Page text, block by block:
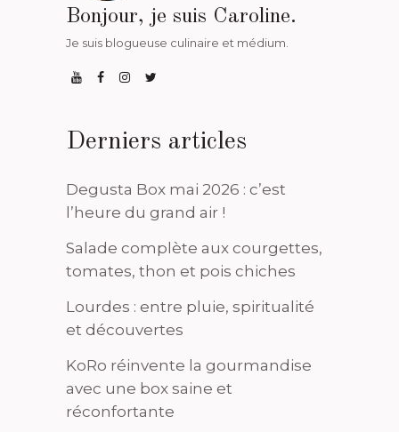
Bonjour, je suis Caroline.
Je suis blogueuse culinaire et médium.
Derniers articles
Degusta Box mai 2026 : c’est
l’heure du grand air !
Salade complète aux courgettes,
tomates, thon et pois chiches
Lourdes : entre pluie, spiritualité
et découvertes
KoRo réinvente la gourmandise
avec une box saine et
réconfortante